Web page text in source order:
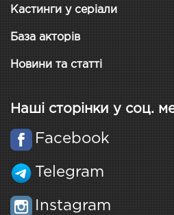
Кастинги у серіали
База акторів
Новини та статті
Наші сторінки у соц.
Facebook
Telegram
Instagram